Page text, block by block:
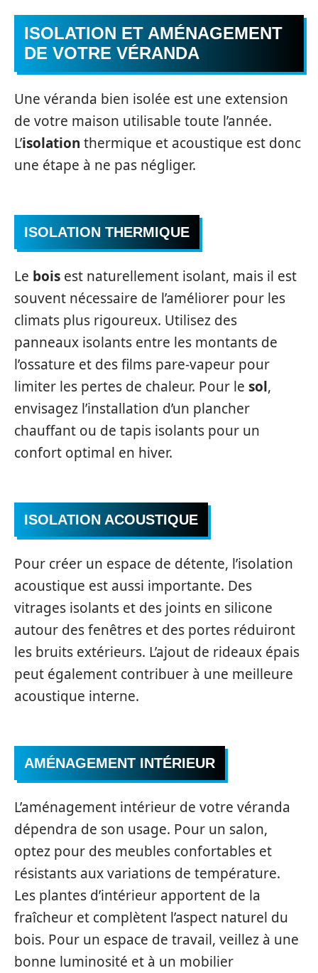
ISOLATION ET AMÉNAGEMENT
DE VOTRE VÉRANDA
Une véranda bien isolée est une extension
de votre maison utilisable toute l’année.
L’isolation thermique et acoustique est donc
une étape à ne pas négliger.
ISOLATION THERMIQUE
Le bois est naturellement isolant, mais il est
souvent nécessaire de l’améliorer pour les
climats plus rigoureux. Utilisez des
panneaux isolants entre les montants de
l’ossature et des films pare-vapeur pour
limiter les pertes de chaleur. Pour le sol,
envisagez l’installation d’un plancher
chauffant ou de tapis isolants pour un
confort optimal en hiver.
ISOLATION ACOUSTIQUE
Pour créer un espace de détente, l’isolation
acoustique est aussi importante. Des
vitrages isolants et des joints en silicone
autour des fenêtres et des portes réduiront
les bruits extérieurs. L’ajout de rideaux épais
peut également contribuer à une meilleure
acoustique interne.
AMÉNAGEMENT INTÉRIEUR
L’aménagement intérieur de votre véranda
dépendra de son usage. Pour un salon,
optez pour des meubles confortables et
résistants aux variations de température.
Les plantes d’intérieur apportent de la
fraîcheur et complètent l’aspect naturel du
bois. Pour un espace de travail, veillez à une
bonne luminosité et à un mobilier